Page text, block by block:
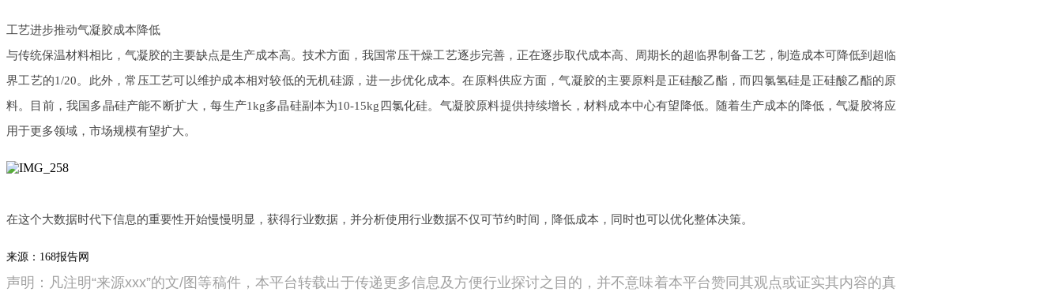
工艺进步推动气凝胶成本降低
与传统保温材料相比，气凝胶的主要缺点是生产成本高。技术方面，我国常压干燥工艺逐步完善，正在逐步取代成本高、周期长的超临界制备工艺，制造成本可降低到超临
界工艺的1/20。此外，常压工艺可以维护成本相对较低的无机硅源，进一步优化成本。在原料供应方面，气凝胶的主要原料是正硅酸乙酯，而四氯氢硅是正硅酸乙酯的原
料。目前，我国多晶硅产能不断扩大，每生产1kg多晶硅副本为10-15kg 四氯化硅。气凝胶原料提供持续增长，材料成本中心有望降低。随着生产成本的降低，气凝胶将应
用于更多领域，市场规模有望扩大。
在这个大数据时代下信息的重要性开始慢慢明显，获得行业数据，并分析使用行业数据不仅可节约时间，降低成本，同时也可以优化整体决策。
来源： 168报告网
声明：凡注明“来源xxx”的文/图等稿件，本平台转载出于传递更多信息及方便行业探讨之目的，并不意味着本平台赞同其观点或证实其内容的真